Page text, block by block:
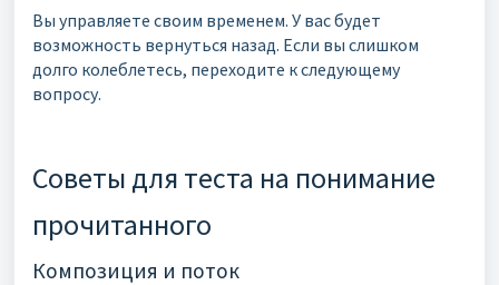
Вы управляете своим временем. У вас будет
возможность вернуться назад. Если вы слишком
долго колеблетесь, переходите к следующему
вопросу.
Советы для теста на понимание
прочитанного
Композиция и поток